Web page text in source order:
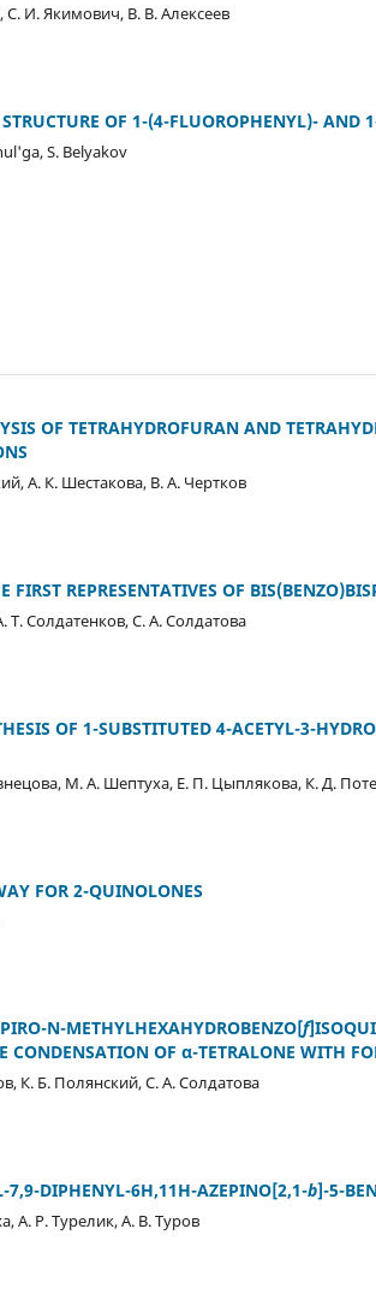
И. Якимович, В. В. Алексеев
OF 1-(4-FLUOROPHENYL)-
S. Belyakov
OF TETRAHYDROFURAN AND
А. К. Шестакова, В. А. Чертков
FIRST REPRESENTATIVES OF
Солдатенков, С. А. Солдатова
OF 1-SUBSTITUTED 4-ACETYL-3-
М. А. Шептуха, Е. П. Цыплякова, К. Д.
FOR 2-QUINOLONES
N-METHYLHEXAHYDROBENZO[f
CONDENSATION OF α-TETRALONE WITH
К. Б. Полянский, С. А. Солдатова
7,9-DIPHENYL-6H,11H-AZEPINO[2,1-b]-5-
А. Р. Турелик, А. В. Туров